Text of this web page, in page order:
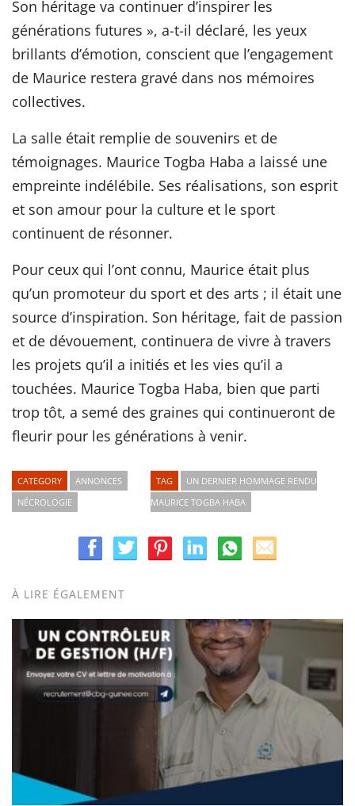
Son héritage va continuer d’inspirer les
générations futures », a-t-il déclaré, les yeux
brillants d’émotion, conscient que l’engagement
de Maurice restera gravé dans nos mémoires
collectives.
La salle était remplie de souvenirs et de
témoignages. Maurice Togba Haba a laissé une
empreinte indélébile. Ses réalisations, son esprit
et son amour pour la culture et le sport
continuent de résonner.
Pour ceux qui l’ont connu, Maurice était plus
qu’un promoteur du sport et des arts ; il était une
source d’inspiration. Son héritage, fait de passion
et de dévouement, continuera de vivre à travers
les projets qu’il a initiés et les vies qu’il a
touchées. Maurice Togba Haba, bien que parti
trop tôt, a semé des graines qui continueront de
fleurir pour les générations à venir.
CATEGORY
ANNONCES
NÉCROLOGIE
TAG
UN DERNIER HOMMAGE RENDU
MAURICE TOGBA HABA
À LIRE ÉGALEMENT